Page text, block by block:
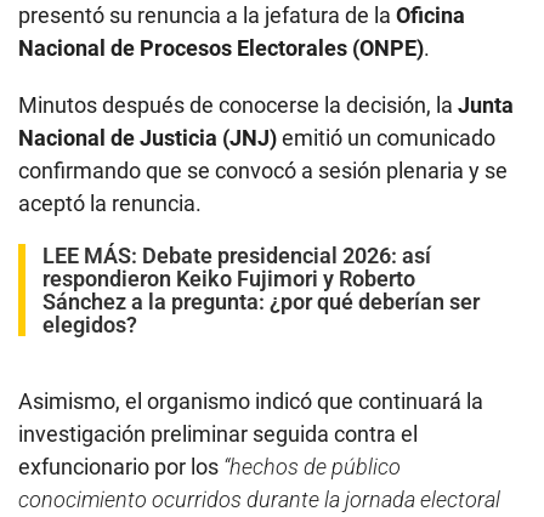
presentó su renuncia a la jefatura de la Oficina
Nacional de Procesos Electorales (ONPE).
Minutos después de conocerse la decisión, la Junta
Nacional de Justicia (JNJ)emitió un comunicado
confirmando que se convocó a sesión plenaria y se
aceptó la renuncia.
LEE MÁS: Debate presidencial 2026: así
respondieron Keiko Fujimori y Roberto
Sánchez a la pregunta: ¿por qué deberían ser
elegidos?
Asimismo, el organismo indicó que continuará la
investigación preliminar seguida contra el
exfuncionario por los “hechos de público
conocimiento ocurridos durante la jornada electoral